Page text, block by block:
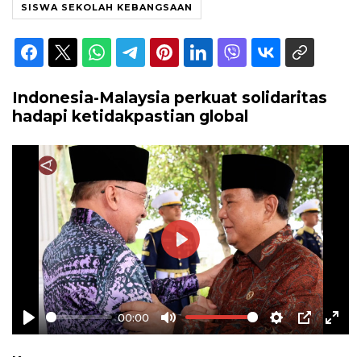
SISWA SEKOLAH KEBANGSAAN
Indonesia-Malaysia perkuat solidaritas
hadapi ketidakpastian global
Play
00:00
Mute Settings
PIP
Play